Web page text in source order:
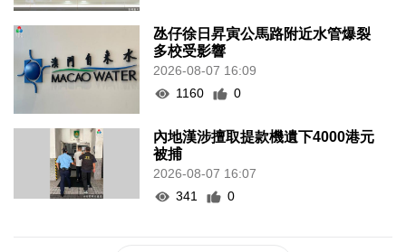
氹仔徐日昇寅公馬路附近水管爆裂
多校受影響
2026-08-07 16:09
1160
0
內地漢涉擅取提款機遺下4000港元
被捕
2026-08-07 16:07
341
0